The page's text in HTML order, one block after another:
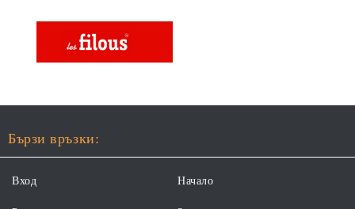
Бързи връзки:
Вход Начало